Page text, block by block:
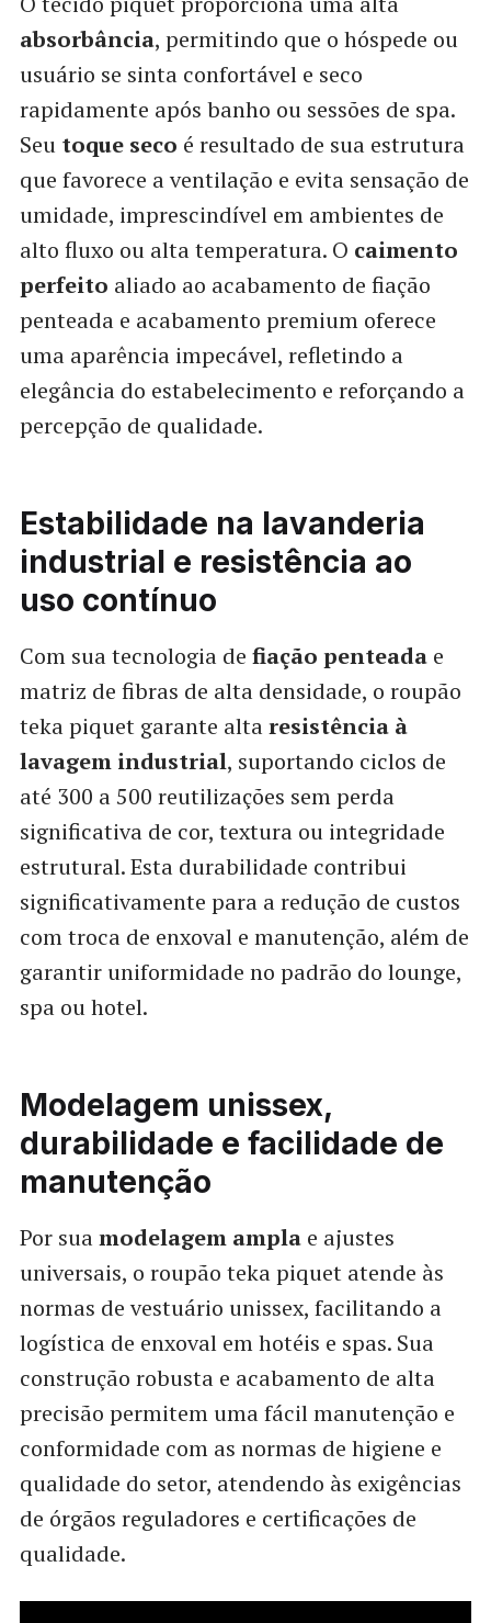
absorbância, permitindo que o hóspede ou
usuário se sinta confortável e seco
rapidamente após banho ou sessões de spa.
Seu toque seco é resultado de sua estrutura
que favorece a ventilação e evita sensação de
umidade, imprescindível em ambientes de
alto fluxo ou alta temperatura. O caimento
perfeito aliado ao acabamento de fiação
penteada e acabamento premium oferece
uma aparência impecável, refletindo a
elegância do estabelecimento e reforçando a
percepção de qualidade.
Estabilidade na lavanderia
industrial e resistência ao
uso contínuo
Com sua tecnologia de fiação penteadae
matriz de fibras de alta densidade, o roupão
teka piquet garante altaresistência à
lavagem industrial, suportando ciclos de
até 300 a 500 reutilizações sem perda
significativa de cor, textura ou integridade
estrutural. Esta durabilidade contribui
significativamente para a redução de custos
com troca de enxoval e manutenção, além de
garantir uniformidade no padrão do lounge,
spa ou hotel.
Modelagem unissex,
durabilidade e facilidade de
manutenção
Por suamodelagem amplae ajustes
universais, o roupão teka piquet atende às
normas de vestuário unissex, facilitando a
logística de enxoval em hotéis e spas. Sua
construção robusta e acabamento de alta
precisão permitem uma fácil manutenção e
conformidade com as normas de higiene e
qualidade do setor, atendendo às exigências
de órgãos reguladores e certificações de
qualidade.